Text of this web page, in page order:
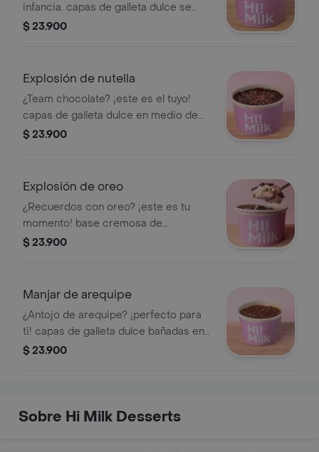
infancia. capas de galleta dulce se
funden en una mezcla irresistible de
¡perfecto para cucharear sin culpa!
$ 23.900
Explosión de nutella
¿Team chocolate? ¡este es el tuyo!
capas de galleta dulce en medio de
un tsunami de crema de chocolate,
¡para cucharear hasta el final!
$ 23.900
Explosión de oreo
¿Recuerdos con oreo? ¡este es tu
momento! base cremosa de
chocolate con galleta triturada, capas
viaje a la infancia para cucharear sin
parar!
$ 23.900
Manjar de arequipe
¿Antojo de arequipe? ¡perfecto para
ti! capas de galleta dulce bañadas en
arequipe, crema blanca, leche
$ 23.900
Sobre Hi Milk Desserts